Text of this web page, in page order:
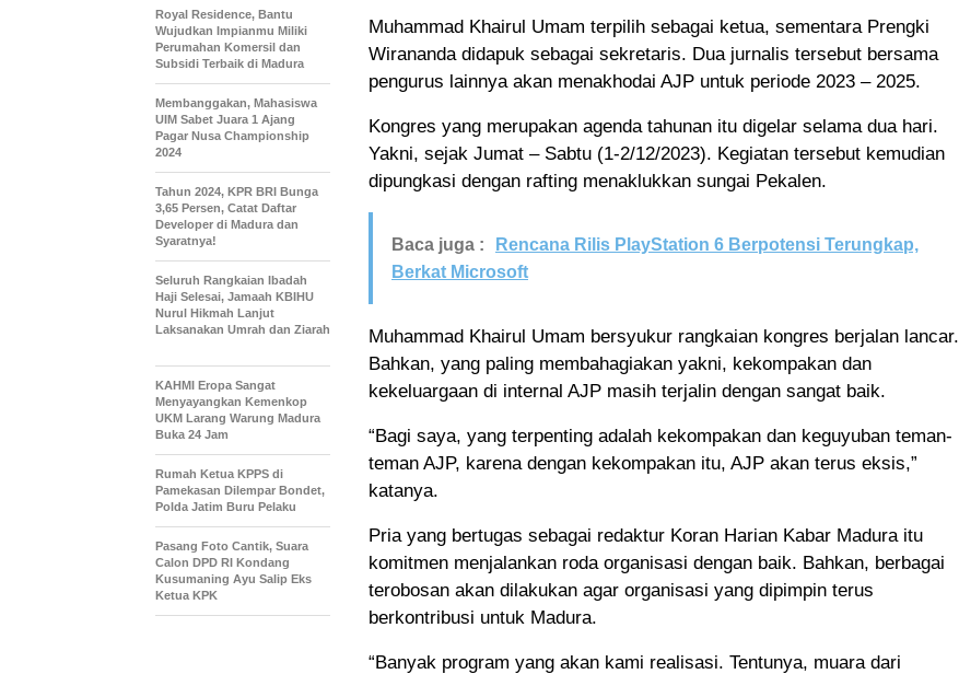
Muhammad Khairul Umam terpilih sebagai ketua, sementara Prengki
Wirananda didapuk sebagai sekretaris. Dua jurnalis tersebut bersama
pengurus lainnya akan menakhodai AJP untuk periode 2023 – 2025.
Kongres yang merupakan agenda tahunan itu digelar selama dua hari.
Yakni, sejak Jumat – Sabtu (1-2/12/2023). Kegiatan tersebut kemudian
dipungkasi dengan rafting menaklukkan sungai Pekalen.
Baca juga :
Rencana Rilis PlayStation 6 Berpotensi Terungkap,
Berkat Microsoft
Muhammad Khairul Umam bersyukur rangkaian kongres berjalan lancar.
Bahkan, yang paling membahagiakan yakni, kekompakan dan
kekeluargaan di internal AJP masih terjalin dengan sangat baik.
“Bagi saya, yang terpenting adalah kekompakan dan keguyuban teman-
teman AJP, karena dengan kekompakan itu, AJP akan terus eksis,”
katanya.
Pria yang bertugas sebagai redaktur Koran Harian Kabar Madura itu
komitmen menjalankan roda organisasi dengan baik. Bahkan, berbagai
terobosan akan dilakukan agar organisasi yang dipimpin terus
berkontribusi untuk Madura.
“Banyak program yang akan kami realisasi. Tentunya, muara dari
Royal Residence, Bantu
Wujudkan Impianmu Miliki
Perumahan Komersil dan
Subsidi Terbaik di Madura
Membanggakan, Mahasiswa
UIM Sabet Juara 1 Ajang
Pagar Nusa Championship
2024
Tahun 2024, KPR BRI Bunga
3,65 Persen, Catat Daftar
Developer di Madura dan
Syaratnya!
Seluruh Rangkaian Ibadah
Haji Selesai, Jamaah KBIHU
Nurul Hikmah Lanjut
Laksanakan Umrah dan Ziarah
KAHMI Eropa Sangat
Menyayangkan Kemenkop
UKM Larang Warung Madura
Buka 24 Jam
Rumah Ketua KPPS di
Pamekasan Dilempar Bondet,
Polda Jatim Buru Pelaku
Pasang Foto Cantik, Suara
Calon DPD RI Kondang
Kusumaning Ayu Salip Eks
Ketua KPK